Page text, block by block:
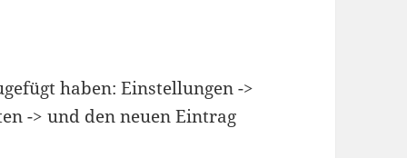
haben: Einstellungen ->
-> und den neuen Eintrag